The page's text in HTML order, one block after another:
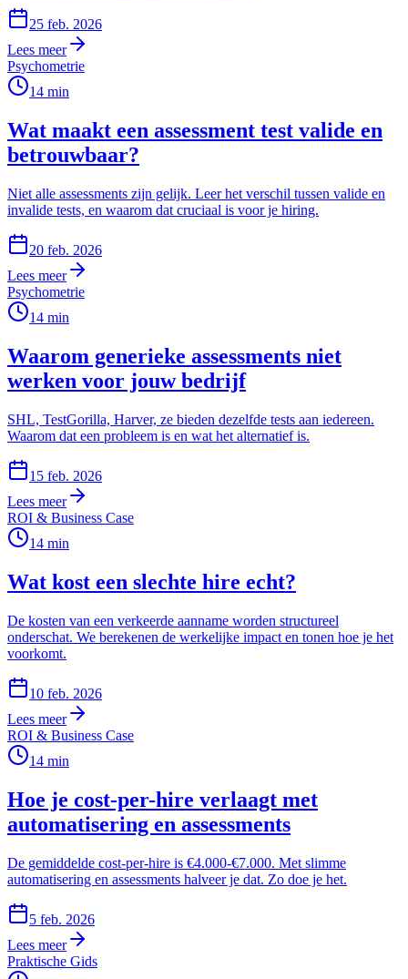
25 feb. 2026
Lees meer
Psychometrie
14 min
Wat maakt een assessment test valide en
betrouwbaar?
Niet alle assessments zijn gelijk. Leer het verschil tussen valide en
invalide tests, en waarom dat cruciaal is voor je hiring.
20 feb. 2026
Lees meer
Psychometrie
14 min
Waarom generieke assessments niet
werken voor jouw bedrijf
SHL, TestGorilla, Harver, ze bieden dezelfde tests aan iedereen.
Waarom dat een probleem is en wat het alternatief is.
15 feb. 2026
Lees meer
ROI & Business Case
14 min
Wat kost een slechte hire echt?
De kosten van een verkeerde aanname worden structureel
onderschat. We berekenen de werkelijke impact en tonen hoe je het
voorkomt.
10 feb. 2026
Lees meer
ROI & Business Case
14 min
Hoe je cost-per-hire verlaagt met
automatisering en assessments
De gemiddelde cost-per-hire is €4.000-€7.000. Met slimme
automatisering en assessments halveer je dat. Zo doe je het.
5 feb. 2026
Lees meer
Praktische Gids